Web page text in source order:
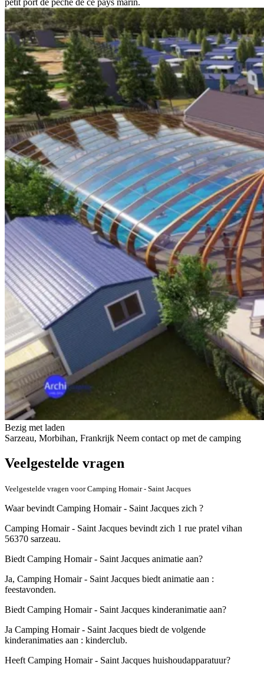
Bezig met laden
Sarzeau, Morbihan, Frankrijk Neem contact op met de camping
Veelgestelde vragen
Veelgestelde vragen voor Camping Homair - Saint Jacques
Waar bevindt Camping Homair - Saint Jacques zich ?
Camping Homair - Saint Jacques bevindt zich 1 rue pratel vihan
56370 sarzeau.
Biedt Camping Homair - Saint Jacques animatie aan?
Ja, Camping Homair - Saint Jacques biedt animatie aan :
feestavonden.
Biedt Camping Homair - Saint Jacques kinderanimatie aan?
Ja Camping Homair - Saint Jacques biedt de volgende
kinderanimaties aan : kinderclub.
Heeft Camping Homair - Saint Jacques huishoudapparatuur?